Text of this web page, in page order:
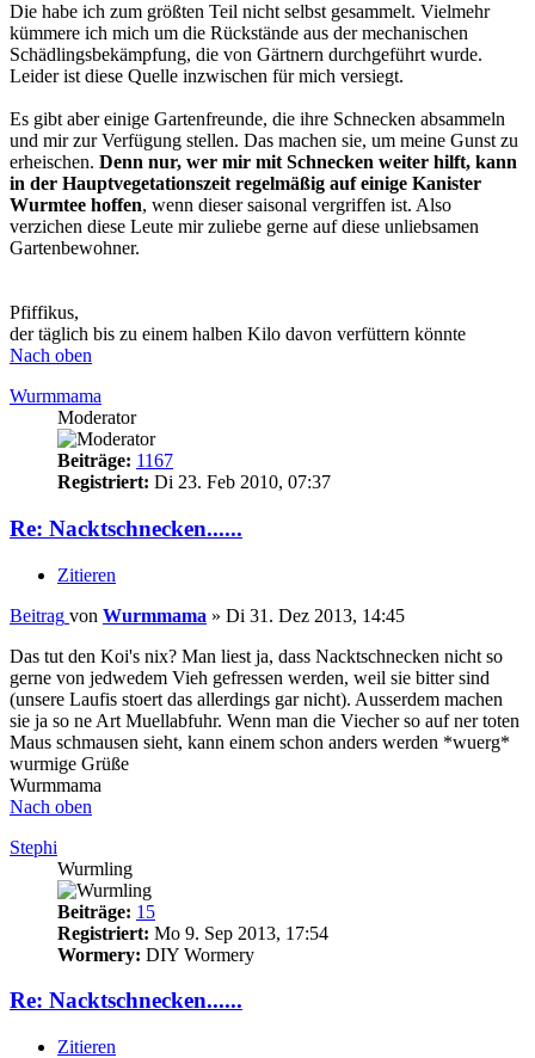
Die habe ich zum größten Teil nicht selbst gesammelt. Vielmehr
kümmere ich mich um die Rückstände aus der mechanischen
Schädlingsbekämpfung, die von Gärtnern durchgeführt wurde.
Leider ist diese Quelle inzwischen für mich versiegt.
Es gibt aber einige Gartenfreunde, die ihre Schnecken absammeln
und mir zur Verfügung stellen. Das machen sie, um meine Gunst zu
erheischen. Denn nur, wer mir mit Schnecken weiter hilft, kann
in der Hauptvegetationszeit regelmäßig auf einige Kanister
Wurmtee hoffen, wenn dieser saisonal vergriffen ist. Also
verzichen diese Leute mir zuliebe gerne auf diese unliebsamen
Gartenbewohner.
Pfiffikus,
der täglich bis zu einem halben Kilo davon verfüttern könnte
Nach oben
Wurmmama
Moderator
Beiträge: 1167
Registriert: Di 23. Feb 2010, 07:37
Re: Nacktschnecken......
Zitieren
Beitrag von Wurmmama » Di 31. Dez 2013, 14:45
Das tut den Koi's nix? Man liest ja, dass Nacktschnecken nicht so
gerne von jedwedem Vieh gefressen werden, weil sie bitter sind
(unsere Laufis stoert das allerdings gar nicht). Ausserdem machen
sie ja so ne Art Muellabfuhr. Wenn man die Viecher so auf ner toten
Maus schmausen sieht, kann einem schon anders werden *wuerg*
wurmige Grüße
Wurmmama
Nach oben
Stephi
Wurmling
Beiträge: 15
Registriert: Mo 9. Sep 2013, 17:54
Wormery: DIY Wormery
Re: Nacktschnecken......
Zitieren